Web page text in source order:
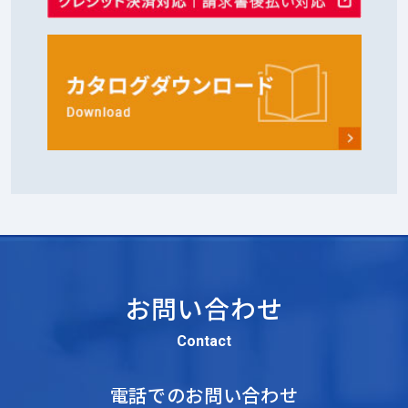
お問い合わせ
Contact
電話でのお問い合わせ